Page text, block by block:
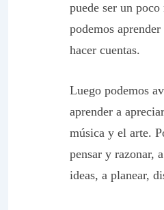
puede ser un
podemos
hacer cuentas.
Luego podemos
aprender a
música y el arte.
pensar y razonar,
ideas, a planear,